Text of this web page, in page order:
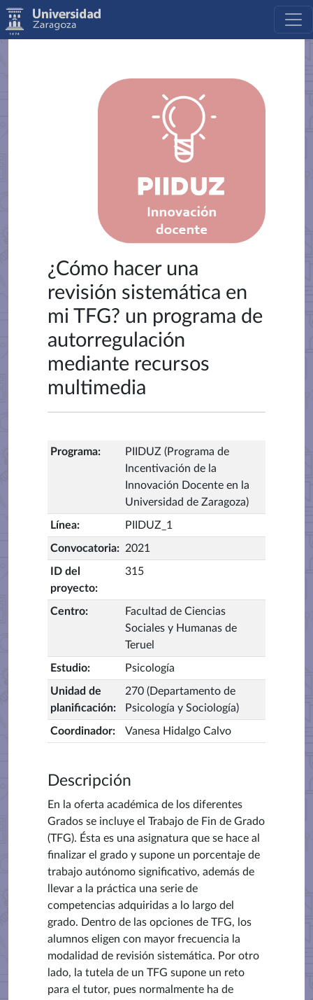
¿Cómo hacer una
revisión sistemática en
mi TFG? un programa de
autorregulación
mediante recursos
multimedia
Programa:
PIIDUZ (Programa de
Incentivación de la
Innovación Docente en la
Universidad de Zaragoza)
Línea: PIIDUZ_1
Convocatoria: 2021
ID del
proyecto:
315
Centro:
Facultad de Ciencias
Sociales y Humanas de
Teruel
Estudio: Psicología
Unidad de
planificación:
270 (Departamento de
Psicología y Sociología)
Coordinador: Vanesa Hidalgo Calvo
Descripción
En la oferta académica de los diferentes
Grados se incluye el Trabajo de Fin de Grado
(TFG). Ésta es una asignatura que se hace al
finalizar el grado y supone un porcentaje de
trabajo autónomo significativo, además de
llevar a la práctica una serie de
competencias adquiridas a lo largo del
grado. Dentro de las opciones de TFG, los
alumnos eligen con mayor frecuencia la
modalidad de revisión sistemática. Por otro
lado, la tutela de un TFG supone un reto
para el tutor, pues normalmente ha de